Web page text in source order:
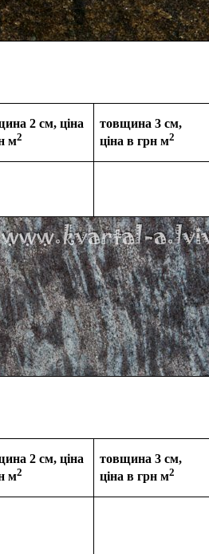
2 см, ціна
м2
товщина 3 см,
ціна в грн м2
2 см, ціна
м2
товщина 3 см,
ціна в грн м2